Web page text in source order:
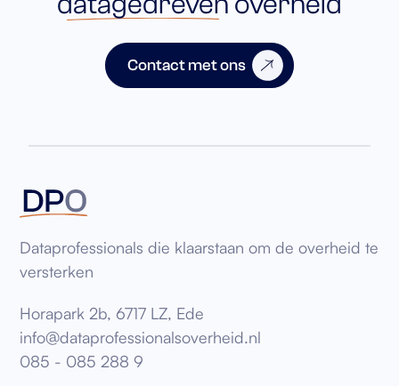
Contact met ons
Dataprofessionals die klaarstaan om de overheid te
versterken
Horapark 2b, 6717 LZ, Ede
info@dataprofessionalsoverheid.nl
085 - 085 288 9